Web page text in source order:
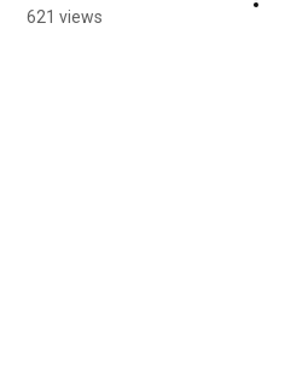
621 views